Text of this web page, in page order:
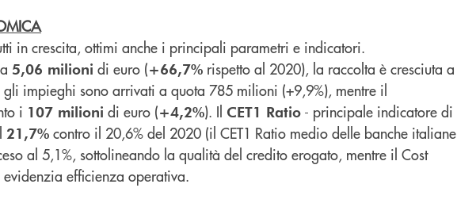
in crescita, ottimi anche i principali parametri e indicatori.
5,06 milioni di euro (+66,7% rispetto al 2020), la raccolta è cresciuta a
impieghi sono arrivati a quota 785 milioni (+9,9%), mentre il
i 107 milioni di euro (+4,2%). Il CET1 Ratio - principale indicatore di
21,7% contro il 20,6% del 2020 (il CET1 Ratio medio delle banche italiane
al 5,1%, sottolineando la qualità del credito erogato, mentre il Cost
efficienza operativa.